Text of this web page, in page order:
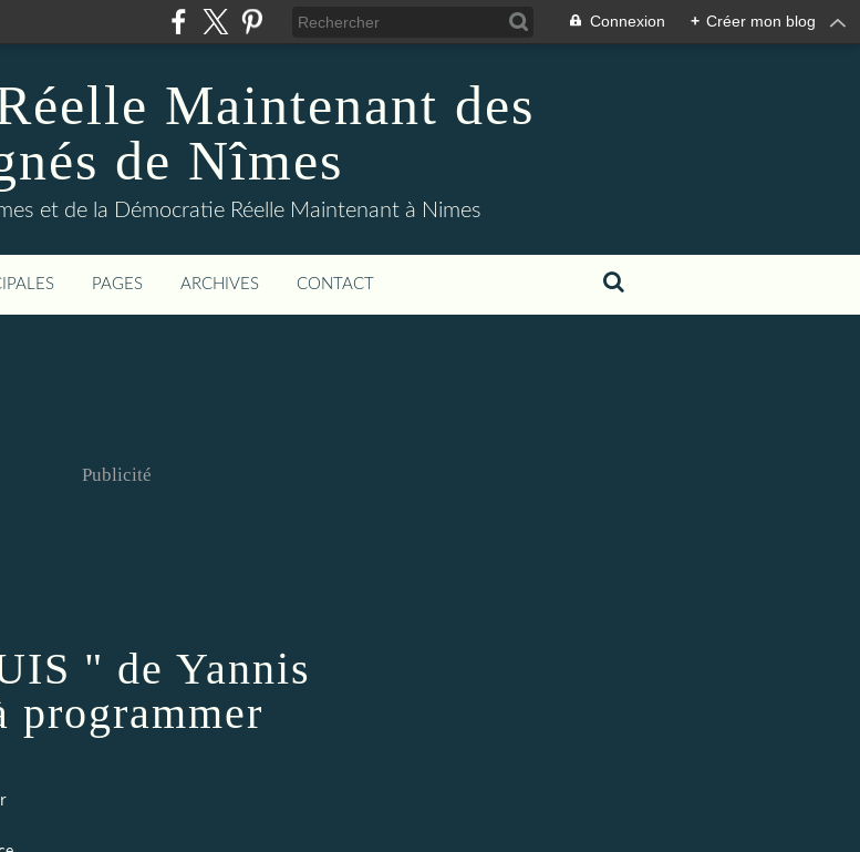
Connexion + Créer mon blog
Maintenant des
de Nîmes
et de la Démocratie Réelle Maintenant à Nimes
PAGES ARCHIVES CONTACT
Publicité
" de Yannis
programmer